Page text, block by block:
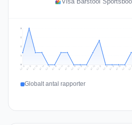
Visa Barstool
1
2
2
3
Jul 11 Jul 12 Jul 13 Jul 14 Jul 15 Jul 16 Jul 17 Jul 18 Jul 19 Jul 20 Jul 21 Jul 22 Jul 23 Jul 24 Jul 25 Jul 26 Jul 27 Jul
Globalt antal rapporter